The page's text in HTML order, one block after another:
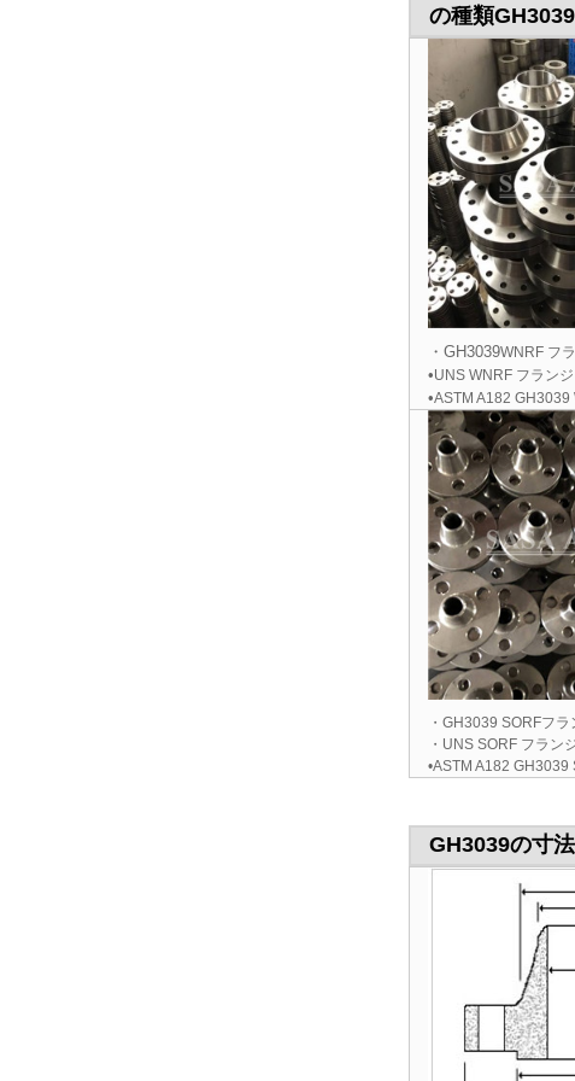
の種類GH3039
・GH3039WNRF フ
•UNS WNRF フランジ
•ASTM A182 GH3039
・GH3039 SORFフラ
・UNS SORF フラン
•ASTM A182 GH3039
GH3039の寸法